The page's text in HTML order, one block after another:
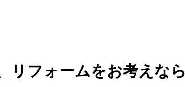
リフォームをお考えなら